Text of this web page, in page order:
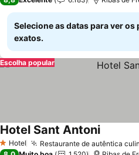
Selecione as datas para ver os
exatos.
Escolha popular
1 Estrelas
Hotel Restaurante de autêntica
Hotel Sant AntoniVer